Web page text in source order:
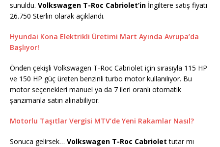
sunuldu. Volkswagen T-Roc Cabriolet’in İngiltere satış fiyatı
26.750 Sterlin olarak açıklandı.
Hyundai Kona Elektrikli Üretimi Mart Ayında Avrupa’da
Başlıyor!
Önden çekişli Volkswagen T-Roc Cabriolet için sırasıyla 115 HP
ve 150 HP güç üreten benzinli turbo motor kullanılıyor. Bu
motor seçenekleri manuel ya da 7 ileri oranlı otomatik
şanzımanla satın alınabiliyor.
Motorlu Taşıtlar Vergisi MTV’de Yeni Rakamlar Nasıl?
Sonuca gelirsek… Volkswagen T-Roc Cabriolet tutar mı